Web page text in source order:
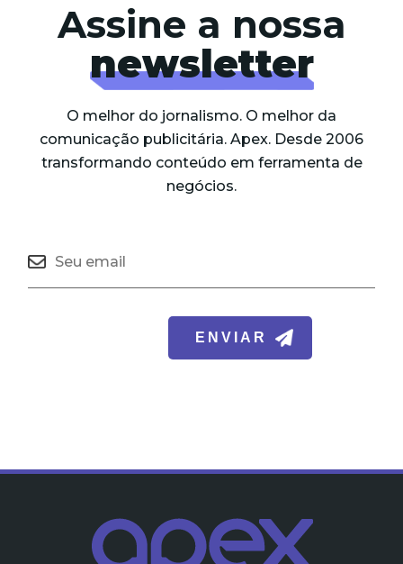
Assine a nossa
newsletter
O melhor do jornalismo. O melhor da
comunicação publicitária. Apex. Desde 2006
transformando conteúdo em ferramenta de
negócios.